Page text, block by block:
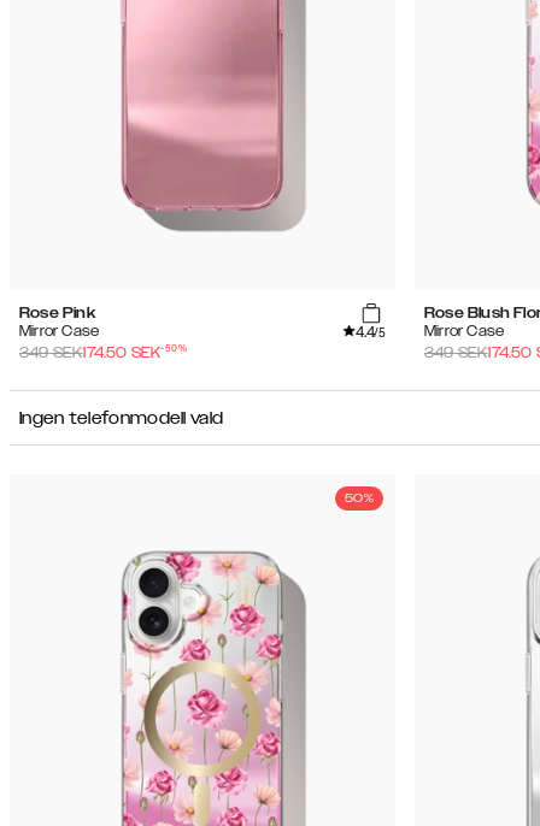
Rose Pink
Mirror Case
4.4/5
349SEK174.50 SEK-50%
Rose Blush
Mirror Case
349SEK174.50
Ingen telefonmodell vald
50%